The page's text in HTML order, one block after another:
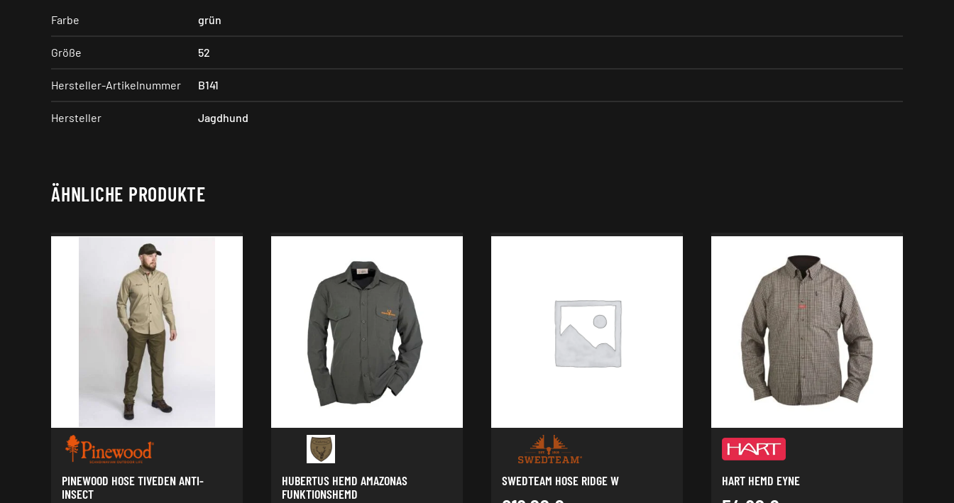
Farbe grün
Größe 52
Hersteller-Artikelnummer B141
Hersteller Jagdhund
ÄHNLICHE PRODUKTE
PINEWOOD HOSE TIVEDEN ANTI-
INSECT
HUBERTUS HEMD AMAZONAS
FUNKTIONSHEMD
SWEDTEAM HOSE RIDGE W HART HEMD EYNE